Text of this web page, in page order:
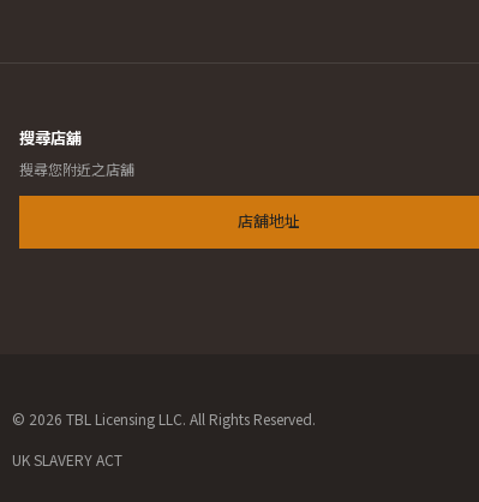
搜尋店舖
搜尋您附近之店舖
店舖地址
© 2026 TBL Licensing LLC. All Rights Reserved.
UK SLAVERY ACT